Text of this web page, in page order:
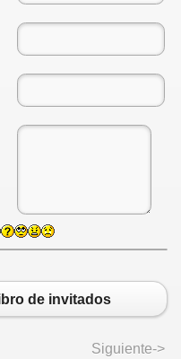
de invitados
Siguiente->